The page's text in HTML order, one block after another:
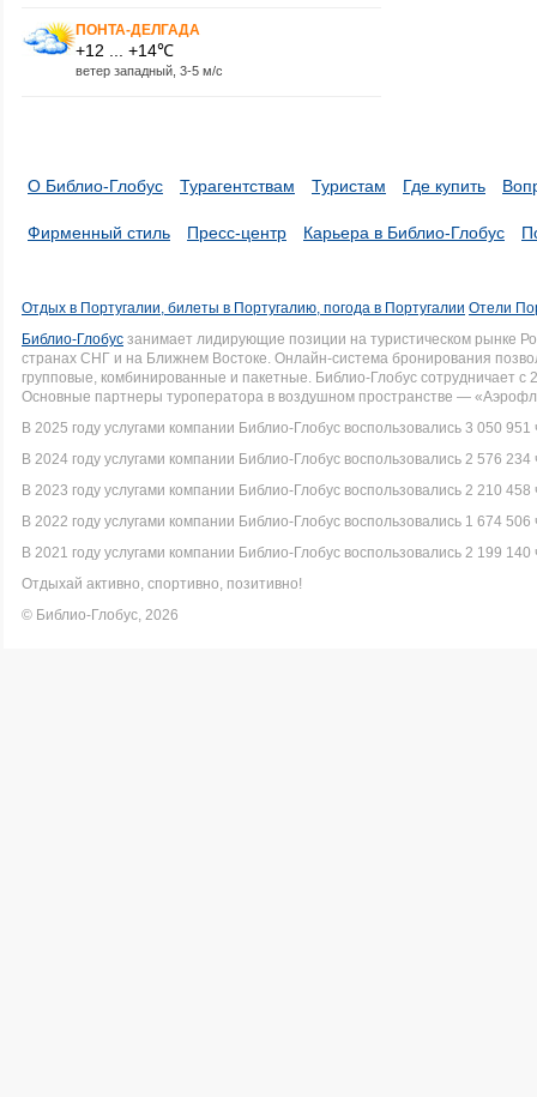
ПОНТА-ДЕЛГАДА
+12 ... +14℃
ветер западный, 3-5 м/с
О Библио-Глобус Турагентствам Туристам Где купить
Фирменный стиль Пресс-центр Карьера в Библио-Глобус
Отдых в Португалии, билеты в Португалию, погода в Португалии Отели
Библио-Глобус занимает лидирующие позиции на туристическом рынке
странах СНГ и на Ближнем Востоке. Онлайн-система бронирования
групповые, комбинированные и пакетные. Библио-Глобус сотрудничает
Основные партнеры туроператора в воздушном пространстве —
В 2025 году услугами компании Библио-Глобус воспользовались 3 050 951
В 2024 году услугами компании Библио-Глобус воспользовались 2 576 234
В 2023 году услугами компании Библио-Глобус воспользовались 2 210 458
В 2022 году услугами компании Библио-Глобус воспользовались 1 674 506
В 2021 году услугами компании Библио-Глобус воспользовались 2 199 140
Отдыхай активно, спортивно, позитивно!
© Библио-Глобус, 2026